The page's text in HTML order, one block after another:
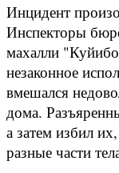
Инцидент
Инспекторы
махалли
незаконное
вмешался
дома.
а затем избил
разные части